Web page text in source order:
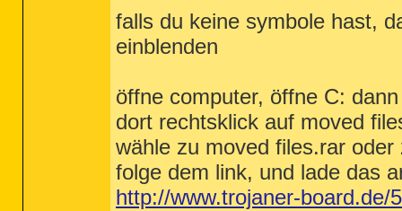
falls du keine symbole hast,
einblenden
öffne computer, öffne C:
dort rechtsklick auf moved
wähle zu moved files.rar oder
folge dem link, und lade das
http://www.trojaner-board.de/